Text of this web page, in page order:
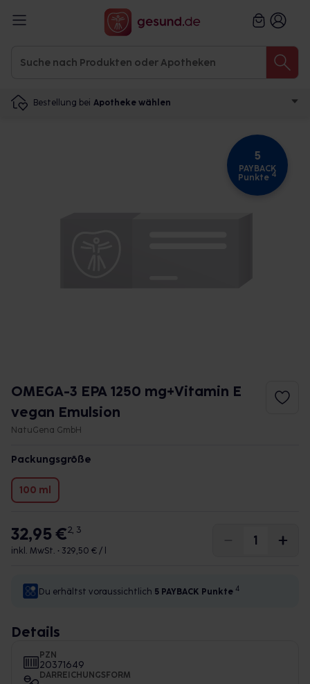
Bestellung bei Apotheke wählen
5
PAYBACK
Punkte 4
OMEGA-3 EPA 1250 mg+Vitamin E
vegan Emulsion
NatuGena GmbH
Packungsgröße
100 ml
32,95 €2, 3
inkl. MwSt. • 329,50 € / l
Du erhältst voraussichtlich 5 PAYBACK Punkte 4
Details
PZN
20371649
DARREICHUNGSFORM